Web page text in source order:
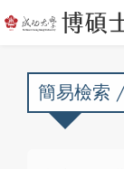
簡易檢索